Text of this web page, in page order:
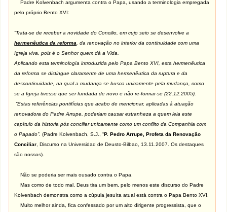
Padre Kolvenbach argumenta contra o Papa, usando a terminologia empregada
pelo próprio Bento XVI:
“Trata-se de receber a novidade do Concilio, em cujo seio se desenvolve a
hermenêutica da reforma
, da renovação no interior da continuidade com uma
Igreja viva, pois é o Senhor quem dá a Vida.
Aplicando esta terminología introduzida pelo Papa Bento XVI, esta hermenêutica
da reforma se distingue claramente de uma hermenêutica da ruptura e da
descontinuidade, na qual a mudança se busca unicamente pela mudança, como
se a Igreja tivesse que ser fundada de novo e não re-formar-se (22.12.2005).
“Estas referências pontifícias que acabo de mencionar, aplicadas à atuação
renovadora do Padre Arrupe, poderiam causar estranheza a quem leia este
capítulo da historia pós conciliar unicamente como um conflito da Companhia com
o Papado”.(Padre Kolvenbach, S.J., “P. Pedro Arrupe, Profeta da Renovação
Conciliar , Discurso na Universidad de Deusto-Bilbao, 13.11.2007. Os destaques
são nossos).
Não se poderia ser mais ousado contra o Papa.
Mas como de todo mal, Deus tira um bem, pelo menos este discurso do Padre
Kolvenbach demonstra como a cúpula jesuíta atual está contra o Papa Bento XVI.
Muito melhor ainda, fica confessado por um alto dirigente progressista, que o